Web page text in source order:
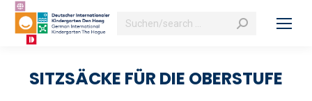
Search:
SITZSÄCKE FÜR DIE OBERSTUFE